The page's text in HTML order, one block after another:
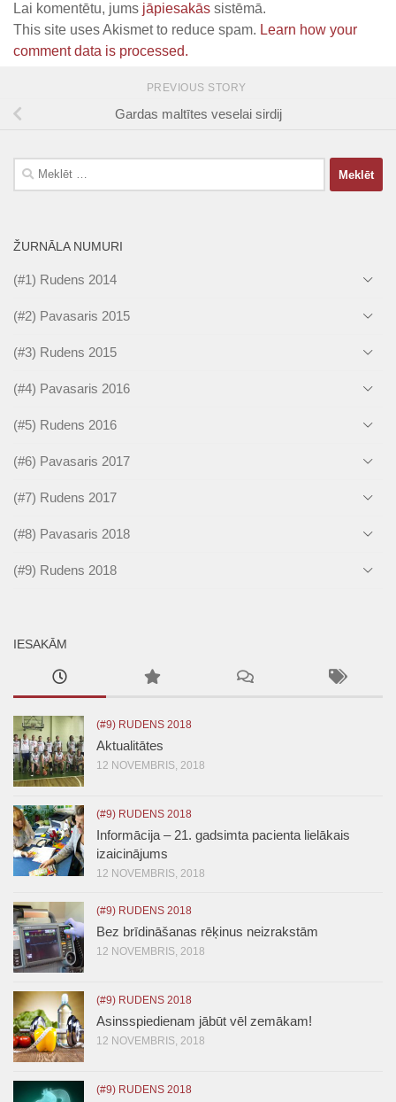
Lai komentētu, jums jāpiesakās sistēmā.
This site uses Akismet to reduce spam. Learn how your
comment data is processed.
PREVIOUS STORY
Gardas maltītes veselai sirdij
Meklēt:
ŽURNĀLA NUMURI
(#1) Rudens 2014
(#2) Pavasaris 2015
(#3) Rudens 2015
(#4) Pavasaris 2016
(#5) Rudens 2016
(#6) Pavasaris 2017
(#7) Rudens 2017
(#8) Pavasaris 2018
(#9) Rudens 2018
IESAKĀM
(#9) RUDENS 2018
Aktualitātes
12 NOVEMBRIS, 2018
(#9) RUDENS 2018
Informācija – 21. gadsimta pacienta lielākais
izaicinājums
12 NOVEMBRIS, 2018
(#9) RUDENS 2018
Bez brīdināšanas rēķinus neizrakstām
12 NOVEMBRIS, 2018
(#9) RUDENS 2018
Asinsspiedienam jābūt vēl zemākam!
12 NOVEMBRIS, 2018
(#9) RUDENS 2018